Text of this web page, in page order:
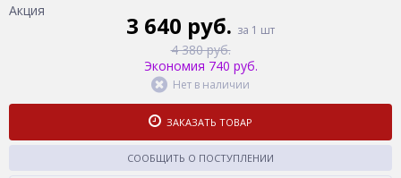
Акция
3 640 руб. за 1 шт
4 380 руб.
Экономия 740 руб.
Нет в наличии
ЗАКАЗАТЬ ТОВАР
СООБЩИТЬ О ПОСТУПЛЕНИИ